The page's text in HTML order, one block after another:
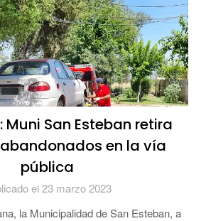
Muni San Esteban retira
en la vía
pública
el 23 marzo 2023
la Municipalidad de San Esteban, a